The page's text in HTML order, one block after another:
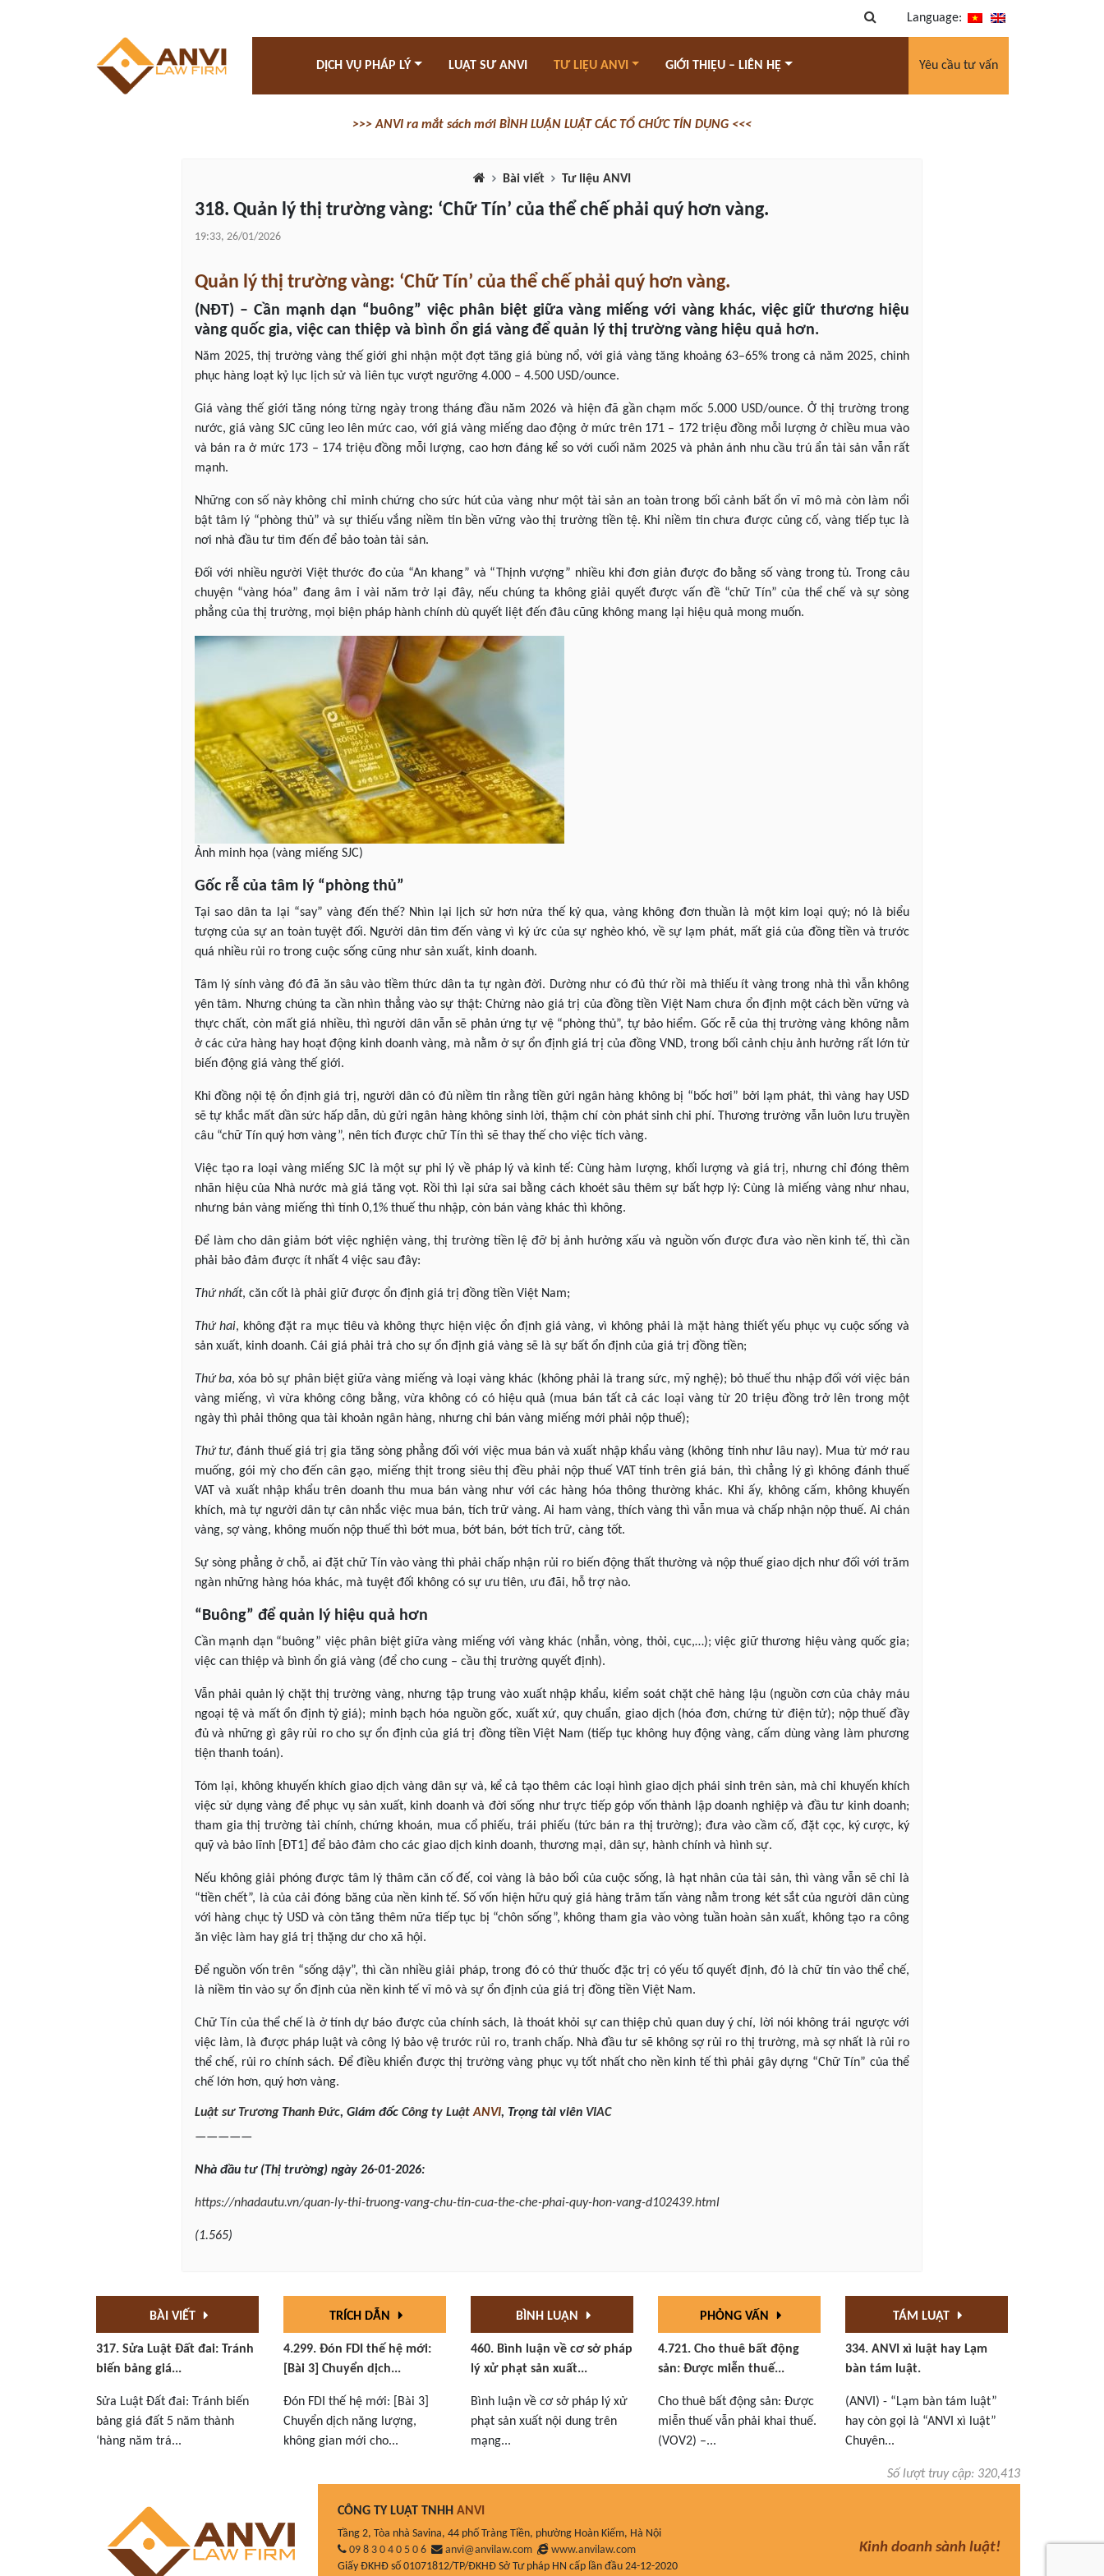
Language:
DỊCH VỤ PHÁP LÝ LUẬT SƯ ANVI TƯ LIỆU ANVI GIỚI THIỆU – LIÊN HỆ Yêu cầu tư vấn
>>> ANVI ra mắt sách mới BÌNH LUẬN LUẬT CÁC TỔ CHỨC TÍN DỤNG <<<
Bài viết Tư liệu ANVI
318. Quản lý thị trường vàng: ‘Chữ Tín’ của thể chế phải quý hơn vàng.
19:33, 26/01/2026
Quản lý thị trường vàng: ‘Chữ Tín’ của thể chế phải quý hơn vàng.
(NĐT) – Cần mạnh dạn “buông” việc phân biệt giữa vàng miếng với vàng khác, việc giữ thương hiệu
vàng quốc gia, việc can thiệp và bình ổn giá vàng để quản lý thị trường vàng hiệu quả hơn.
Năm 2025, thị trường vàng thế giới ghi nhận một đợt tăng giá bùng nổ, với giá vàng tăng khoảng 63–65% trong cả năm 2025, chinh
phục hàng loạt kỷ lục lịch sử và liên tục vượt ngưỡng 4.000 – 4.500 USD/ounce.
Giá vàng thế giới tăng nóng từng ngày trong tháng đầu năm 2026 và hiện đã gần chạm mốc 5.000 USD/ounce. Ở thị trường trong
nước, giá vàng SJC cũng leo lên mức cao, với giá vàng miếng dao động ở mức trên 171 – 172 triệu đồng mỗi lượng ở chiều mua vào
và bán ra ở mức 173 – 174 triệu đồng mỗi lượng, cao hơn đáng kể so với cuối năm 2025 và phản ánh nhu cầu trú ẩn tài sản vẫn rất
mạnh.
Những con số này không chỉ minh chứng cho sức hút của vàng như một tài sản an toàn trong bối cảnh bất ổn vĩ mô mà còn làm nổi
bật tâm lý “phòng thủ” và sự thiếu vắng niềm tin bền vững vào thị trường tiền tệ. Khi niềm tin chưa được củng cố, vàng tiếp tục là
nơi nhà đầu tư tìm đến để bảo toàn tài sản.
Đối với nhiều người Việt thước đo của “An khang” và “Thịnh vượng” nhiều khi đơn giản được đo bằng số vàng trong tủ. Trong câu
chuyện “vàng hóa” đang âm ỉ vài năm trở lại đây, nếu chúng ta không giải quyết được vấn đề “chữ Tín” của thể chế và sự sòng
phẳng của thị trường, mọi biện pháp hành chính dù quyết liệt đến đâu cũng không mang lại hiệu quả mong muốn.
Ảnh minh họa (vàng miếng SJC)
Gốc rễ của tâm lý “phòng thủ”
Tại sao dân ta lại “say” vàng đến thế? Nhìn lại lịch sử hơn nửa thế kỷ qua, vàng không đơn thuần là một kim loại quý; nó là biểu
tượng của sự an toàn tuyệt đối. Người dân tìm đến vàng vì ký ức của sự nghèo khó, về sự lạm phát, mất giá của đồng tiền và trước
quá nhiều rủi ro trong cuộc sống cũng như sản xuất, kinh doanh.
Tâm lý sính vàng đó đã ăn sâu vào tiềm thức dân ta tự ngàn đời. Dường như có đủ thứ rồi mà thiếu ít vàng trong nhà thì vẫn không
yên tâm. Nhưng chúng ta cần nhìn thẳng vào sự thật: Chừng nào giá trị của đồng tiền Việt Nam chưa ổn định một cách bền vững và
thực chất, còn mất giá nhiều, thì người dân vẫn sẽ phản ứng tự vệ “phòng thủ”, tự bảo hiểm. Gốc rễ của thị trường vàng không nằm
ở các cửa hàng hay hoạt động kinh doanh vàng, mà nằm ở sự ổn định giá trị của đồng VND, trong bối cảnh chịu ảnh hưởng rất lớn từ
biến động giá vàng thế giới.
Khi đồng nội tệ ổn định giá trị, người dân có đủ niềm tin rằng tiền gửi ngân hàng không bị “bốc hơi” bởi lạm phát, thì vàng hay USD
sẽ tự khắc mất dần sức hấp dẫn, dù gửi ngân hàng không sinh lời, thậm chí còn phát sinh chi phí. Thương trường vẫn luôn lưu truyền
câu “chữ Tín quý hơn vàng”, nên tích được chữ Tín thì sẽ thay thế cho việc tích vàng.
Việc tạo ra loại vàng miếng SJC là một sự phi lý về pháp lý và kinh tế: Cùng hàm lượng, khối lượng và giá trị, nhưng chỉ đóng thêm
nhãn hiệu của Nhà nước mà giá tăng vọt. Rồi thì lại sửa sai bằng cách khoét sâu thêm sự bất hợp lý: Cùng là miếng vàng như nhau,
nhưng bán vàng miếng thì tính 0,1% thuế thu nhập, còn bán vàng khác thì không.
Để làm cho dân giảm bớt việc nghiện vàng, thị trường tiền lệ đỡ bị ảnh hưởng xấu và nguồn vốn được đưa vào nền kinh tế, thì cần
phải bảo đảm được ít nhất 4 việc sau đây:
Thứ nhất, căn cốt là phải giữ được ổn định giá trị đồng tiền Việt Nam;
Thứ hai, không đặt ra mục tiêu và không thực hiện việc ổn định giá vàng, vì không phải là mặt hàng thiết yếu phục vụ cuộc sống và
sản xuất, kinh doanh. Cái giá phải trả cho sự ổn định giá vàng sẽ là sự bất ổn định của giá trị đồng tiền;
Thứ ba, xóa bỏ sự phân biệt giữa vàng miếng và loại vàng khác (không phải là trang sức, mỹ nghệ); bỏ thuế thu nhập đối với việc bán
vàng miếng, vì vừa không công bằng, vừa không có có hiệu quả (mua bán tất cả các loại vàng từ 20 triệu đồng trở lên trong một
ngày thì phải thông qua tài khoản ngân hàng, nhưng chi bán vàng miếng mới phải nộp thuế);
Thứ tư, đánh thuế giá trị gia tăng sòng phẳng đối với việc mua bán và xuất nhập khẩu vàng (không tính như lâu nay). Mua từ mớ rau
muống, gói mỳ cho đến cân gạo, miếng thịt trong siêu thị đều phải nộp thuế VAT tính trên giá bán, thì chẳng lý gì không đánh thuế
VAT và xuất nhập khẩu trên doanh thu mua bán vàng như với các hàng hóa thông thường khác. Khi ấy, không cấm, không khuyến
khích, mà tự người dân tự cân nhắc việc mua bán, tích trữ vàng. Ai ham vàng, thích vàng thì vẫn mua và chấp nhận nộp thuế. Ai chán
vàng, sợ vàng, không muốn nộp thuế thì bớt mua, bớt bán, bớt tích trữ, càng tốt.
Sự sòng phẳng ở chỗ, ai đặt chữ Tín vào vàng thì phải chấp nhận rủi ro biến động thất thường và nộp thuế giao dịch như đối với trăm
ngàn những hàng hóa khác, mà tuyệt đối không có sự ưu tiên, ưu đãi, hỗ trợ nào.
“Buông” để quản lý hiệu quả hơn
Cần mạnh dạn “buông” việc phân biệt giữa vàng miếng với vàng khác (nhẫn, vòng, thỏi, cục,…); việc giữ thương hiệu vàng quốc gia;
việc can thiệp và bình ổn giá vàng (để cho cung – cầu thị trường quyết định).
Vẫn phải quản lý chặt thị trường vàng, nhưng tập trung vào xuất nhập khẩu, kiểm soát chặt chẽ hàng lậu (nguồn cơn của chảy máu
ngoại tệ và mất ổn định tỷ giá); minh bạch hóa nguồn gốc, xuất xứ, quy chuẩn, giao dịch (hóa đơn, chứng từ điện tử); nộp thuế đầy
đủ và những gì gây rủi ro cho sự ổn định của giá trị đồng tiền Việt Nam (tiếp tục không huy động vàng, cấm dùng vàng làm phương
tiện thanh toán).
Tóm lại, không khuyến khích giao dịch vàng dân sự và, kể cả tạo thêm các loại hình giao dịch phái sinh trên sàn, mà chỉ khuyến khích
việc sử dụng vàng để phục vụ sản xuất, kinh doanh và đời sống như trực tiếp góp vốn thành lập doanh nghiệp và đầu tư kinh doanh;
tham gia thị trường tài chính, chứng khoán, mua cổ phiếu, trái phiếu (tức bán ra thị trường); đưa vào cầm cố, đặt cọc, ký cược, ký
quỹ và bảo lĩnh [ĐT1] để bảo đảm cho các giao dịch kinh doanh, thương mại, dân sự, hành chính và hình sự.
Nếu không giải phóng được tâm lý thâm căn cố đế, coi vàng là bảo bối của cuộc sống, là hạt nhân của tài sản, thì vàng vẫn sẽ chỉ là
“tiền chết”, là của cải đóng băng của nền kinh tế. Số vốn hiện hữu quý giá hàng trăm tấn vàng nằm trong két sắt của người dân cùng
với hàng chục tỷ USD và còn tăng thêm nữa tiếp tục bị “chôn sống”, không tham gia vào vòng tuần hoàn sản xuất, không tạo ra công
ăn việc làm hay giá trị thặng dư cho xã hội.
Để nguồn vốn trên “sống dậy”, thì cần nhiều giải pháp, trong đó có thứ thuốc đặc trị có yếu tố quyết định, đó là chữ tín vào thể chế,
là niềm tin vào sự ổn định của nền kinh tế vĩ mô và sự ổn định của giá trị đồng tiền Việt Nam.
Chữ Tín của thể chế là ở tính dự báo được của chính sách, là thoát khỏi sự can thiệp chủ quan duy ý chí, lời nói không trái ngược với
việc làm, là được pháp luật và công lý bảo vệ trước rủi ro, tranh chấp. Nhà đầu tư sẽ không sợ rủi ro thị trường, mà sợ nhất là rủi ro
thể chế, rủi ro chính sách. Để điều khiển được thị trường vàng phục vụ tốt nhất cho nền kinh tế thì phải gây dựng “Chữ Tín” của thể
chế lớn hơn, quý hơn vàng.
Luật sư Trương Thanh Đức, Giám đốc Công ty Luật ANVI, Trọng tài viên VIAC
—————
Nhà đầu tư (Thị trường) ngày 26-01-2026:
https://nhadautu.vn/quan-ly-thi-truong-vang-chu-tin-cua-the-che-phai-quy-hon-vang-d102439.html
(1.565)
BÀI VIẾT
317. Sửa Luật Đất đai: Tránh
biến bảng giá...
Sửa Luật Đất đai: Tránh biến
bảng giá đất 5 năm thành
‘hàng năm trá...
TRÍCH DẪN
4.299. Đón FDI thế hệ mới:
[Bài 3] Chuyển dịch...
Đón FDI thế hệ mới: [Bài 3]
Chuyển dịch năng lượng,
không gian mới cho...
BÌNH LUẬN
460. Bình luận về cơ sở pháp
lý xử phạt sản xuất...
Bình luận về cơ sở pháp lý xử
phạt sản xuất nội dung trên
mạng...
PHỎNG VẤN
4.721. Cho thuê bất động
sản: Được miễn thuế...
Cho thuê bất động sản: Được
miễn thuế vẫn phải khai thuế.
(VOV2) –...
TÁM LUẬT
334. ANVI xì luật hay Lạm
bàn tám luật.
(ANVI) - “Lạm bàn tám luật”
hay còn gọi là “ANVI xì luật”
Chuyên...
Số lượt truy cập: 320,413
CÔNG TY LUẬT TNHH ANVI
Tầng 2, Tòa nhà Savina, 44 phố Tràng Tiền, phường Hoàn Kiếm, Hà Nội
09 8 3 0 4 0 5 0 6
anvi@anvilaw.com
www.anvilaw.com
Giấy ĐKHĐ số 01071812/TP/ĐKHĐ Sở Tư pháp HN cấp lần đầu 24-12-2020
Kinh doanh sành luật!